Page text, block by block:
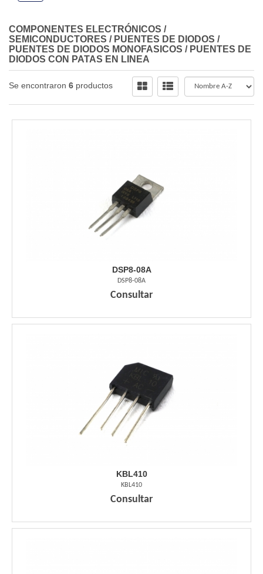
COMPONENTES ELECTRÓNICOS /
SEMICONDUCTORES / PUENTES DE DIODOS /
PUENTES DE DIODOS MONOFASICOS / PUENTES DE
DIODOS CON PATAS EN LINEA
Se encontraron 6 productos
DSP8-08A
DSP8-08A
Consultar
KBL410
KBL410
Consultar